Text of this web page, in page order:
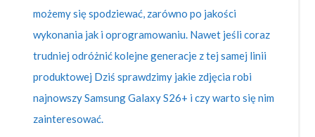
możemy się spodziewać, zarówno po jakości
wykonania jak i oprogramowaniu. Nawet jeśli coraz
trudniej odróżnić kolejne generacje z tej samej linii
produktowej Dziś sprawdzimy jakie zdjęcia robi
najnowszy Samsung Galaxy S26+ i czy warto się nim
zainteresować.